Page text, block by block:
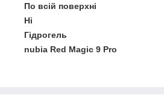
По всій поверхні
Ні
Гідрогель
nubia Red Magic 9 Pro